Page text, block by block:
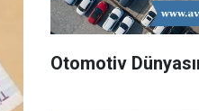
Otomotiv